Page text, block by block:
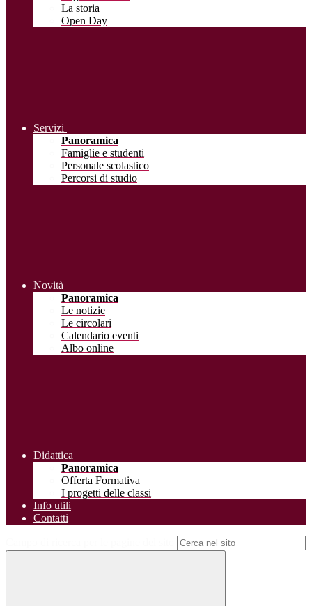
La storia
Open Day
Servizi
Panoramica
Famiglie e studenti
Personale scolastico
Percorsi di studio
Novità
Panoramica
Le notizie
Le circolari
Calendario eventi
Albo online
Didattica
Panoramica
Offerta Formativa
I progetti delle classi
Info utili
Contatti